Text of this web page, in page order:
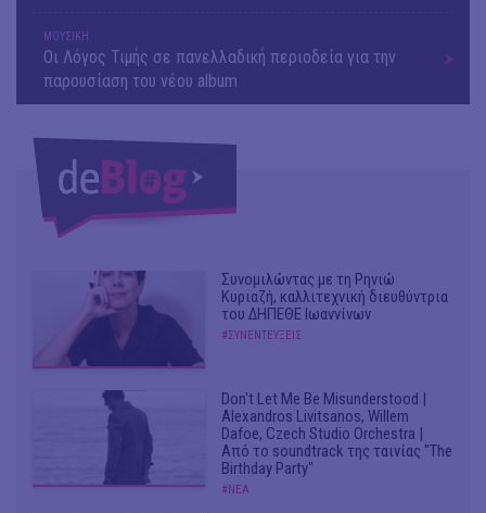
ΜΟΥΣΙΚΗ
Οι Λόγος Τιμής σε πανελλαδική περιοδεία για την
παρουσίαση του νέου album
Συνομιλώντας με τη Ρηνιώ
Κυριαζή, καλλιτεχνική διευθύντρια
του ΔΗΠΕΘΕ Ιωαννίνων
#ΣΥΝΕΝΤΕΥΞΕΙΣ
Don't Let Me Be Misunderstood |
Alexandros Livitsanos, Willem
Dafoe, Czech Studio Orchestra |
Από το soundtrack της ταινίας "The
Birthday Party"
#ΝΕΑ